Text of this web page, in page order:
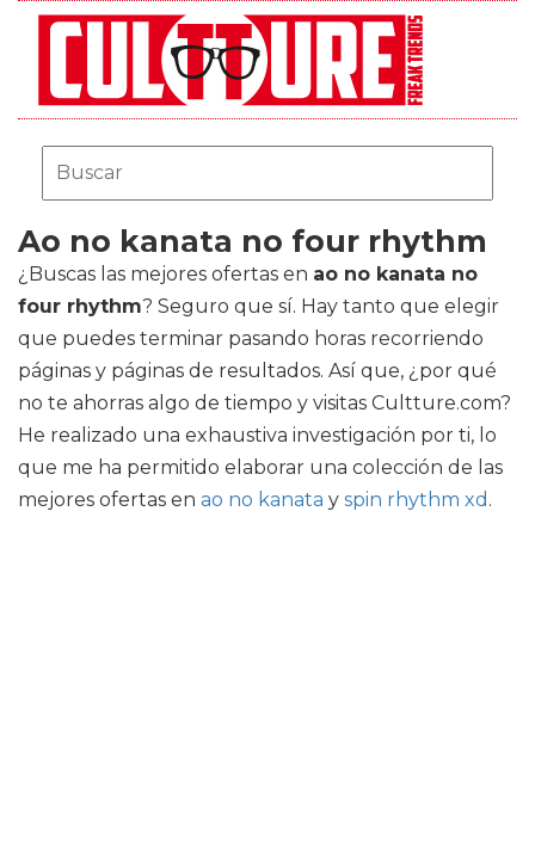
Ao no kanata no four rhythm
¿Buscas las mejores ofertas en ao no kanata no
four rhythm? Seguro que sí. Hay tanto que elegir
que puedes terminar pasando horas recorriendo
páginas y páginas de resultados. Así que, ¿por qué
no te ahorras algo de tiempo y visitas Cultture.com?
He realizado una exhaustiva investigación por ti, lo
que me ha permitido elaborar una colección de las
mejores ofertas en ao no kanata y spin rhythm xd .